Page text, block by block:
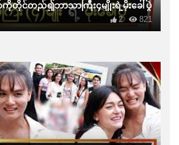
တ်ကိုတိုင်တည်၍ဘာသာကြီး၄မျိုးရဲ့မိုးခေါ်ပွဲ
821
2